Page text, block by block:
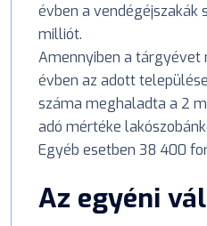
évben a vendégéjszakák
milliót.
Amennyiben a tárgyévet
évben az adott
száma meghaladta a 2
adó mértéke
Egyéb esetben 38 400
Az egyéni